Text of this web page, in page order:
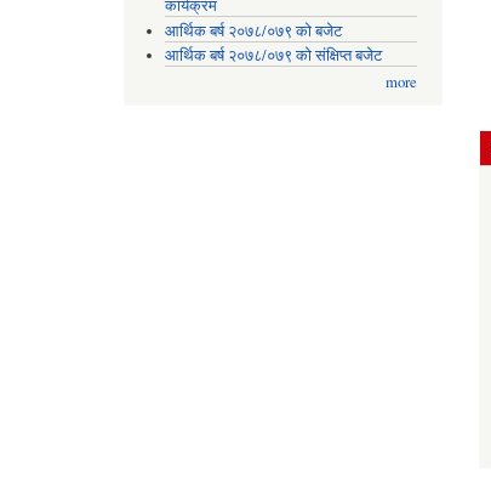
कार्यक्रम
आर्थिक बर्ष २०७८/०७९ को बजेट
आर्थिक बर्ष २०७८/०७९ को संक्षिप्त बजेट
more